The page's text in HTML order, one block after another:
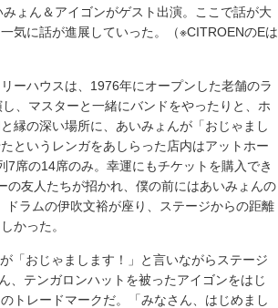
ょん＆アイゴンがゲスト出演。ここで話が大
気に話が進展していった。（※CITROENのEは
ーハウスは、1976年にオープンした老舗のラ
、マスターと一緒にバンドをやったりと、ホ
縁の深い場所に、あいみょんが「おじゃまし
というレンガをあしらった店内はアットホー
席の14席のみ。幸運にもチケットを購入でき
友人たちが招かれ、僕の前にはあいみょんの
ラムの伊吹文裕が座り、ステージからの距離
かった。
「おじゃまします！」と言いながらステージ
、テンガロンハットを被ったアイゴンをはじ
トレードマークだ。「みなさん、はじめまし